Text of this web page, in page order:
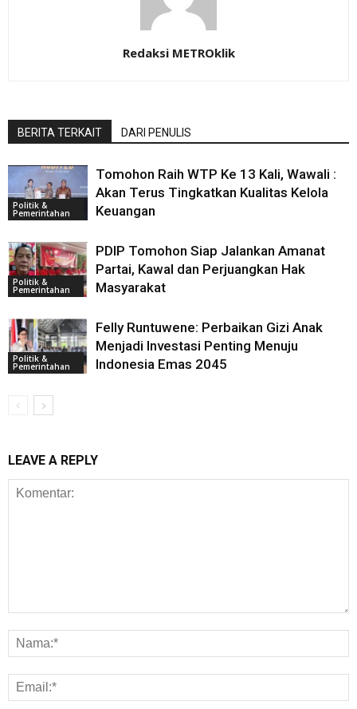
Redaksi METROklik
BERITA TERKAIT DARI PENULIS
Politik &
Pemerintahan
Tomohon Raih WTP Ke 13 Kali, Wawali :
Akan Terus Tingkatkan Kualitas Kelola
Keuangan
Politik &
Pemerintahan
PDIP Tomohon Siap Jalankan Amanat
Partai, Kawal dan Perjuangkan Hak
Masyarakat
Politik &
Pemerintahan
Felly Runtuwene: Perbaikan Gizi Anak
Menjadi Investasi Penting Menuju
Indonesia Emas 2045
LEAVE A REPLY